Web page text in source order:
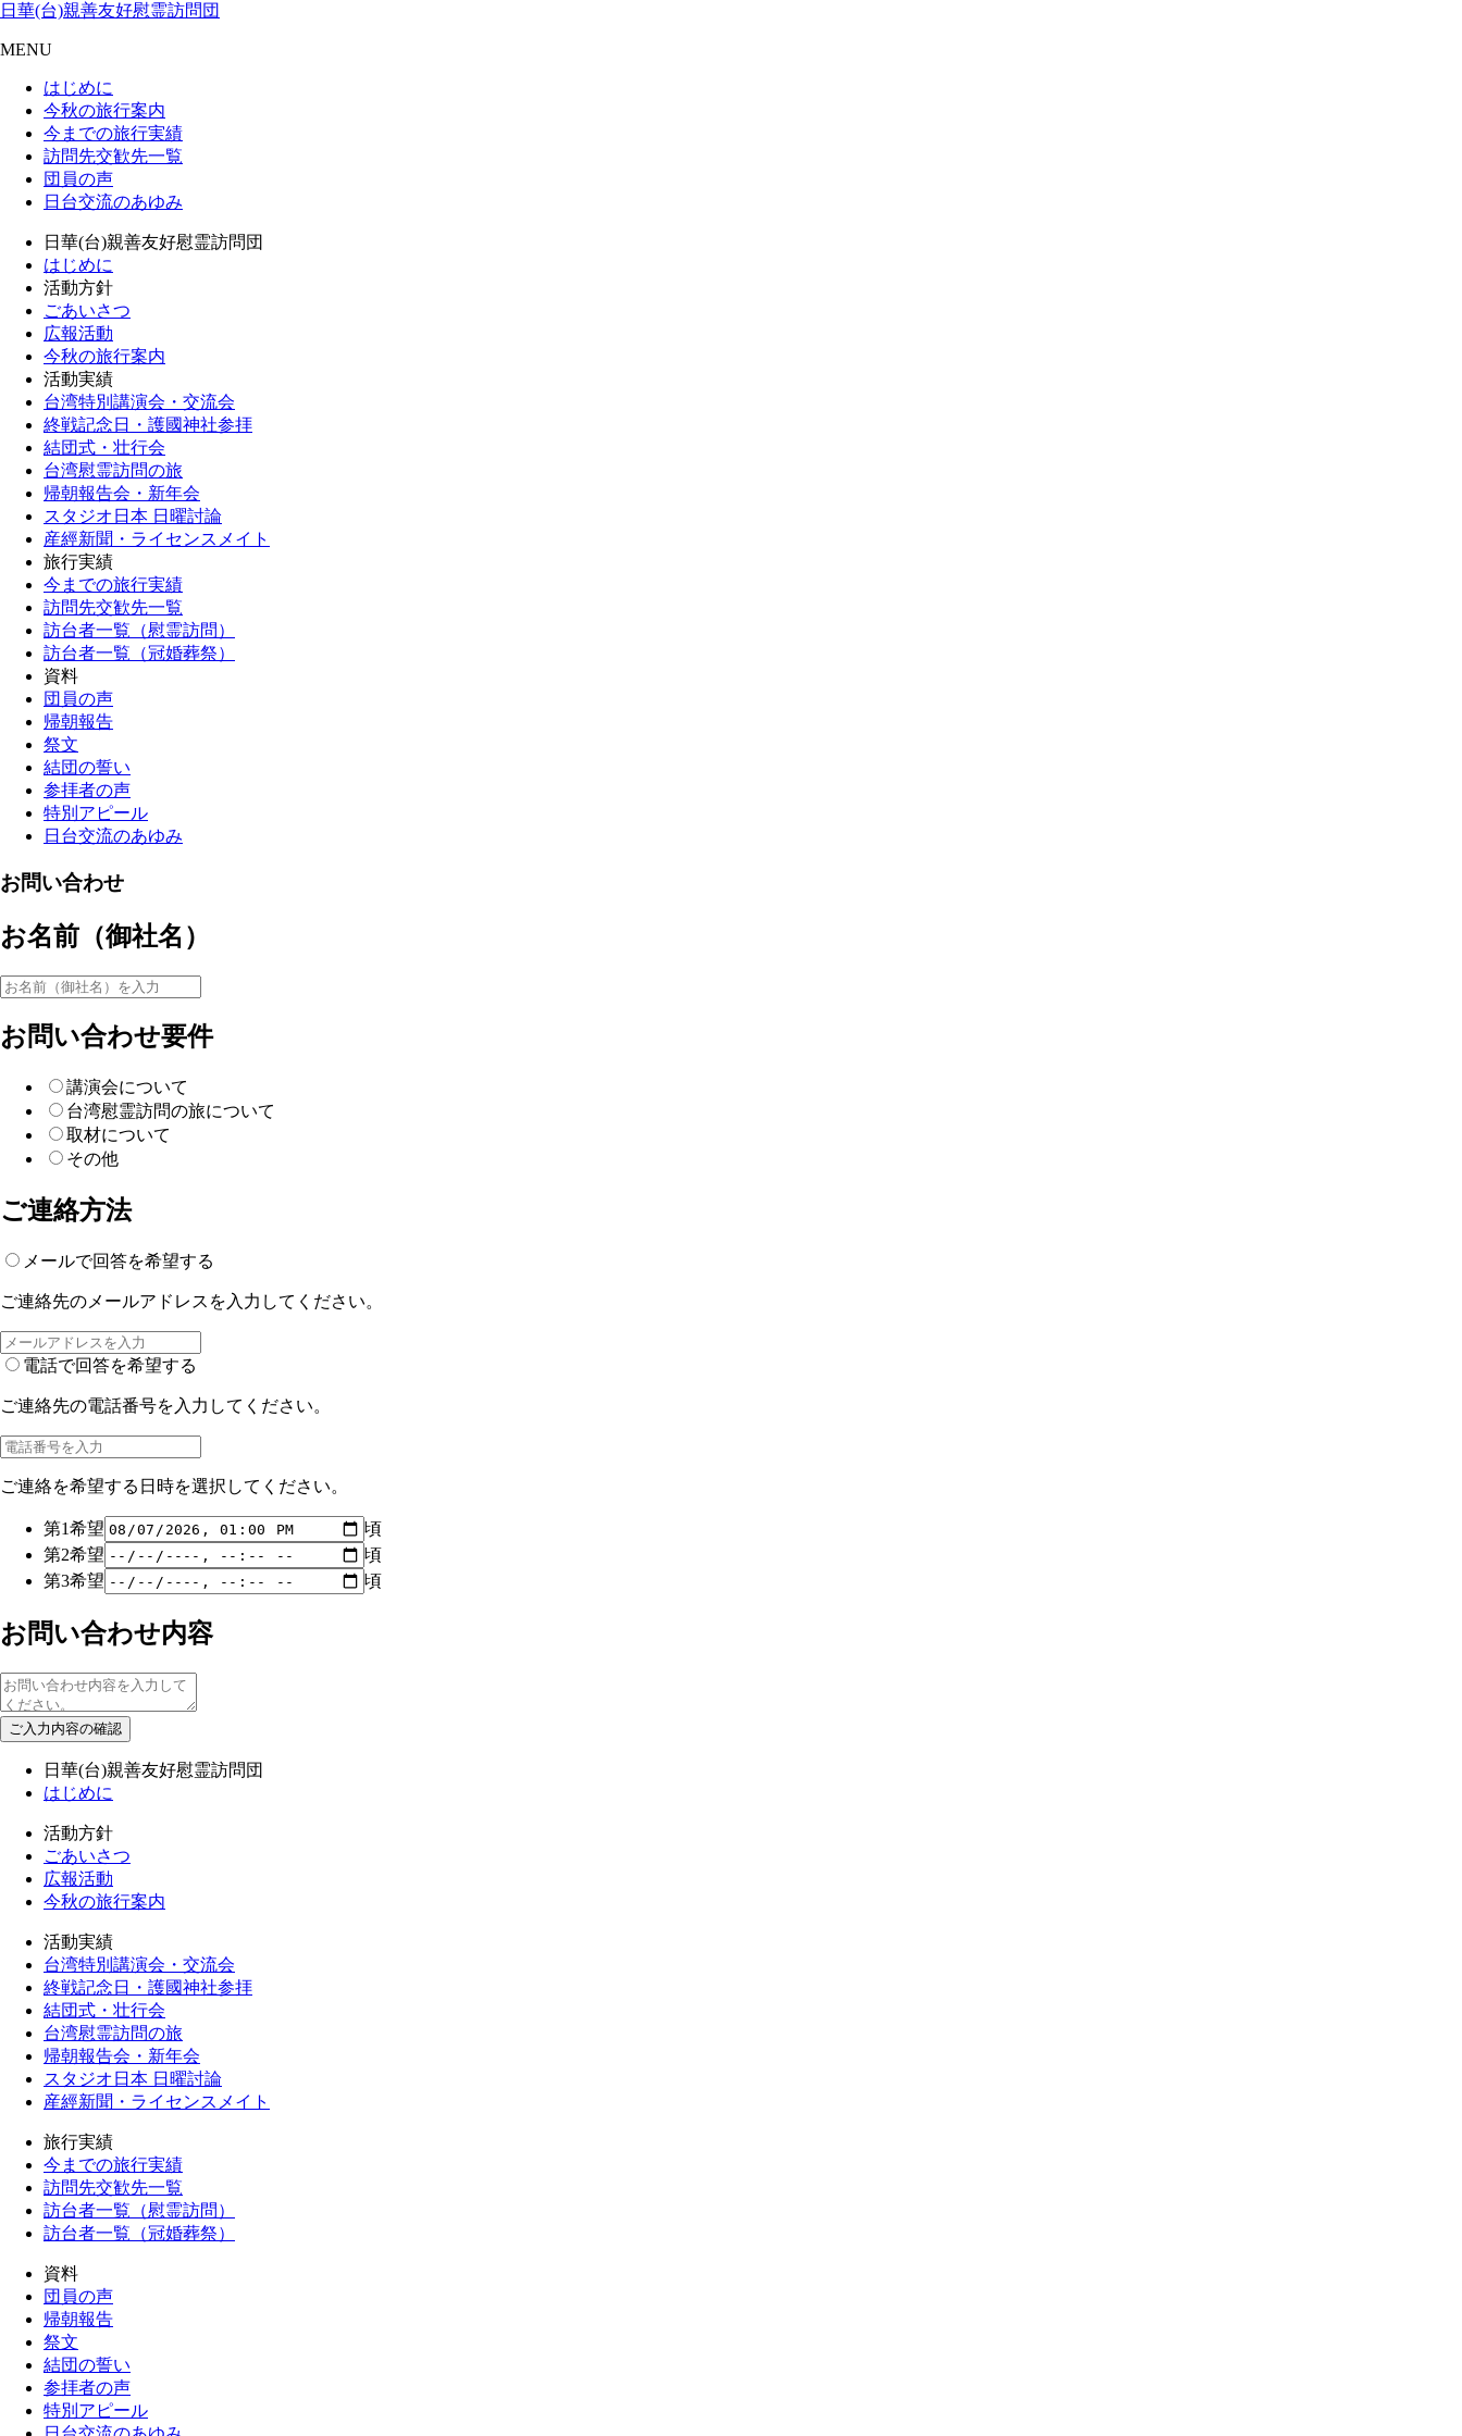
日華(台)親善友好慰霊訪問団
MENU
はじめに
今秋の旅行案内
今までの旅行実績
訪問先交歓先一覧
団員の声
日台交流のあゆみ
日華(台)親善友好慰霊訪問団
はじめに
活動方針
ごあいさつ
広報活動
今秋の旅行案内
活動実績
台湾特別講演会・交流会
終戦記念日・護國神社参拝
結団式・壮行会
台湾慰霊訪問の旅
帰朝報告会・新年会
スタジオ日本 日曜討論
産經新聞・ライセンスメイト
旅行実績
今までの旅行実績
訪問先交歓先一覧
訪台者一覧（慰霊訪問）
訪台者一覧（冠婚葬祭）
資料
団員の声
帰朝報告
祭文
結団の誓い
参拝者の声
特別アピール
日台交流のあゆみ
お問い合わせ
お名前（御社名）
お問い合わせ要件
講演会について
台湾慰霊訪問の旅について
取材について
その他
ご連絡方法
メールで回答を希望する
ご連絡先のメールアドレスを入力してください。
電話で回答を希望する
ご連絡先の電話番号を入力してください。
ご連絡を希望する日時を選択してください。
第1希望
頃
第2希望
頃
第3希望
頃
お問い合わせ内容
日華(台)親善友好慰霊訪問団
はじめに
活動方針
ごあいさつ
広報活動
今秋の旅行案内
活動実績
台湾特別講演会・交流会
終戦記念日・護國神社参拝
結団式・壮行会
台湾慰霊訪問の旅
帰朝報告会・新年会
スタジオ日本 日曜討論
産經新聞・ライセンスメイト
旅行実績
今までの旅行実績
訪問先交歓先一覧
訪台者一覧（慰霊訪問）
訪台者一覧（冠婚葬祭）
資料
団員の声
帰朝報告
祭文
結団の誓い
参拝者の声
特別アピール